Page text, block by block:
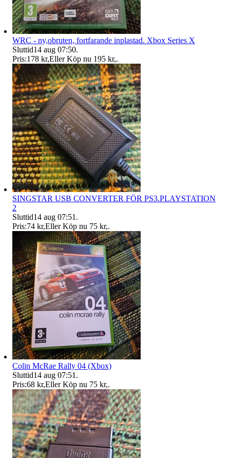
WRC - ny,obruten, fortfarande inplastad. Xbox Series X
Sluttid14 aug 07:50.
Pris:178 kr,Eller Köp nu 195 kr,.
SINGSTAR USB CONVERTER FÖR PS3.PLAYSTATION
2
Sluttid14 aug 07:51 .
Pris:74 kr,Eller Köp nu 75 kr,.
Colin McRae Rally 04 (Xbox)
Sluttid14 aug 07:51 .
Pris:68 kr,Eller Köp nu 75 kr,.